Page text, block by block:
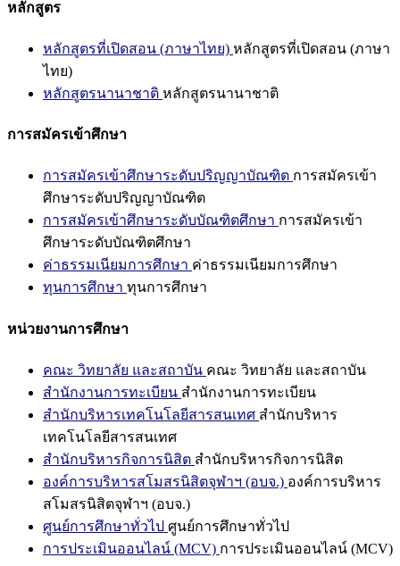
หลักสูตร
หลักสูตรที่เปิดสอน (ภาษาไทย) หลักสูตรที่เปิดสอน (ภาษา
ไทย)
หลักสูตรนานาชาติ หลักสูตรนานาชาติ
การสมัครเข้าศึกษา
การสมัครเข้าศึกษาระดับปริญญาบัณฑิต การสมัครเข้า
ศึกษาระดับปริญญาบัณฑิต
การสมัครเข้าศึกษาระดับบัณฑิตศึกษา การสมัครเข้า
ศึกษาระดับบัณฑิตศึกษา
ค่าธรรมเนียมการศึกษา ค่าธรรมเนียมการศึกษา
ทุนการศึกษา ทุนการศึกษา
หน่วยงานการศึกษา
คณะ วิทยาลัย และสถาบัน คณะ วิทยาลัย และสถาบัน
สำนักงานการทะเบียน สำนักงานการทะเบียน
สำนักบริหารเทคโนโลยีสารสนเทศ สำนักบริหาร
เทคโนโลยีสารสนเทศ
สำนักบริหารกิจการนิสิต สำนักบริหารกิจการนิสิต
องค์การบริหารสโมสรนิสิตจุฬาฯ (อบจ.) องค์การบริหาร
สโมสรนิสิตจุฬาฯ (อบจ.)
ศูนย์การศึกษาทั่วไป ศูนย์การศึกษาทั่วไป
การประเมินออนไลน์ (MCV) การประเมินออนไลน์ (MCV)